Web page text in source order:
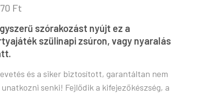
Ft
szórakozást nyújt ez a
szülinapi zsúron, vagy nyaralás
és a siker biztosított, garantáltan nem
unatkozni senki! Fejlődik a kifejezőkészség, a